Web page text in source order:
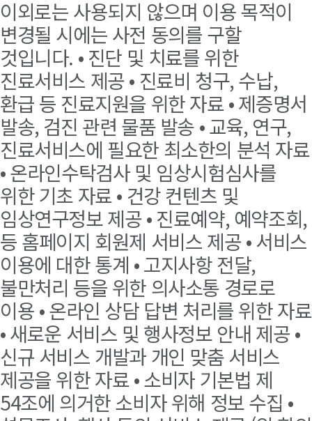
이외로는 사용되지 않으며 이용 목적이
변경될 시에는 사전 동의를 구할
것입니다. • 진단 및 치료를 위한
진료서비스 제공 • 진료비 청구, 수납,
환급 등 진료지원을 위한 자료 • 제증명서
발송, 검진 관련 물품 발송 • 교육, 연구,
진료서비스에 필요한 최소한의 분석 자료
• 온라인수탁검사 및 임상시험심사를
위한 기초 자료 • 건강 컨텐츠 및
임상연구정보 제공 • 진료예약, 예약조회,
등 홈페이지 회원제 서비스 제공 • 서비스
이용에 대한 통계 • 고지사항 전달,
불만처리 등을 위한 의사소통 경로로
이용 • 온라인 상담 답변 처리를 위한 자료
• 새로운 서비스 및 행사정보 안내 제공 •
신규 서비스 개발과 개인 맞춤 서비스
제공을 위한 자료 • 소비자 기본법 제
54조에 의거한 소비자 위해 정보 수집 •